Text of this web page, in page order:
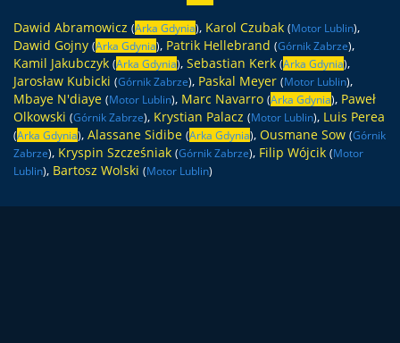
Dawid Abramowicz (Arka Gdynia), Karol Czubak (Motor Lublin),
Dawid Gojny (Arka Gdynia), Patrik Hellebrand (Górnik Zabrze),
Kamil Jakubczyk (Arka Gdynia), Sebastian Kerk (Arka Gdynia),
Jarosław Kubicki (Górnik Zabrze), Paskal Meyer (Motor Lublin),
Mbaye N'diaye (Motor Lublin), Marc Navarro (Arka Gdynia), Paweł
Olkowski (Górnik Zabrze), Krystian Palacz (Motor Lublin), Luis Perea
(Arka Gdynia), Alassane Sidibe (Arka Gdynia), Ousmane Sow (Górnik
Zabrze), Kryspin Szcześniak (Górnik Zabrze), Filip Wójcik (Motor
Lublin), Bartosz Wolski (Motor Lublin)